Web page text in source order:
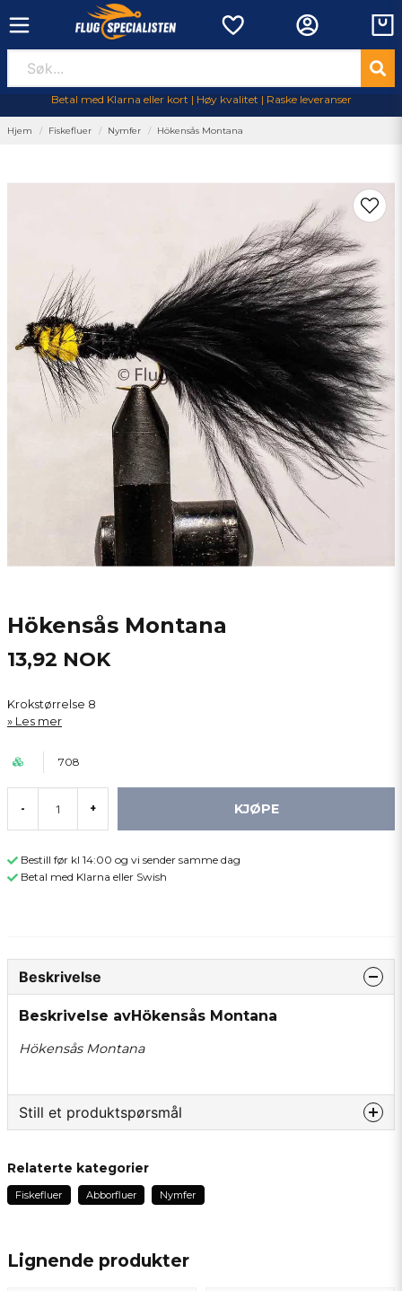
Betal med Klarna eller kort | Høy kvalitet | Raske leveranser
Hjem Fiskefluer Nymfer Hökensås Montana
Hökensås Montana
13,92 NOK
Krokstørrelse 8
Les mer
708
- + KJØPE
Bestill før kl 14:00 og vi sender samme dag
Betal med Klarna eller Swish
Lignende produkter
Beskrivelse
Beskrivelse avHökensås Montana
Hökensås Montana
Still et produktspørsmål
Spør oss om noe om dette produktet...
Navn
Relaterte kategorier
Fiskefluer Abborfluer Nymfer